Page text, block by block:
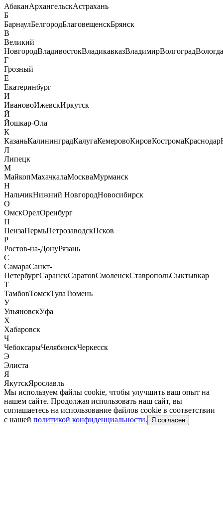
АбаканАрхангельскАстрахань
Б
БарнаулБелгородБлаговещенскБрянск
В
Великий
НовгородВладивостокВладикавказВладимирВолгоградВологда
Г
Грозный
Е
Екатеринбург
И
ИвановоИжевскИркутск
Й
Йошкар-Ола
К
КазаньКалининградКалугаКемеровоКировКостромаКраснодар
Л
Липецк
М
МайкопМахачкалаМоскваМурманск
Н
НальчикНижний НовгородНовосибирск
О
ОмскОрелОренбург
П
ПензаПермьПетрозаводскПсков
Р
Ростов-на-ДонуРязань
С
СамараСанкт-
ПетербургСаранскСаратовСмоленскСтавропольСыктывкар
Т
ТамбовТомскТулаТюмень
У
УльяновскУфа
Х
Хабаровск
Ч
ЧебоксарыЧелябинскЧеркесск
Э
Элиста
Я
ЯкутскЯрославль
Мы используем файлы cookie, чтобы улучшить ваш опыт на
нашем сайте. Продолжая использовать наш сайт, вы
соглашаетесь на использование файлов cookie в соответствии
с нашей политикой конфиденциальности. Я согласен